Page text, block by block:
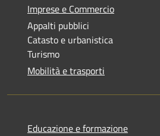
Imprese e Commercio
Appalti pubblici
Catasto e urbanistica
Turismo
Mobilità e trasporti
Educazione e formazione